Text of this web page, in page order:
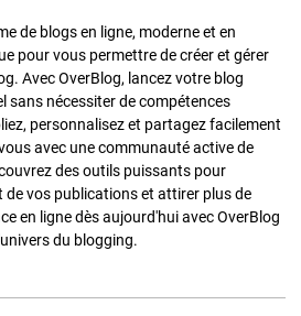
de blogs en ligne, moderne et en
pour vous permettre de créer et gérer
Avec OverBlog, lancez votre blog
sans nécessiter de compétences
personnalisez et partagez facilement
avec une communauté active de
des outils puissants pour
de vos publications et attirer plus de
en ligne dès aujourd'hui avec OverBlog
du blogging.